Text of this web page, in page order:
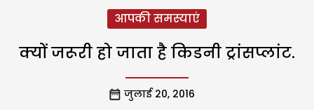
आपकी समस्याएं
क्यों जरूरी हो जाता है किडनी ट्रांसप्लांट.
जुलाई 20, 2016